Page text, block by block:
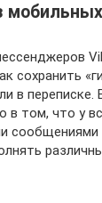
мобильных
сохранить
в переписке.
в том, что у
сообщениями